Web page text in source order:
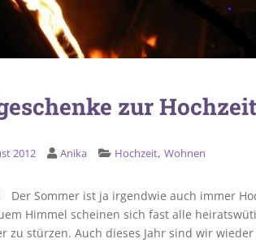
zur
2012 Anika Hochzeit, Wohnen
Der Sommer ist ja irgendwie auch immer
Himmel scheinen sich fast alle
zu stürzen. Auch dieses Jahr sind wir